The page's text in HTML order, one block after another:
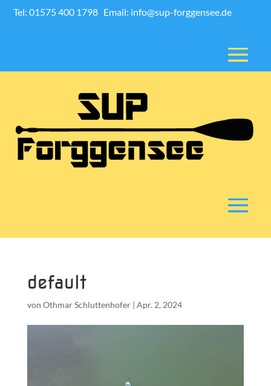
Tel: 01575 400 1798 Email: info@sup-forggensee.de
default
von Othmar Schluttenhofer| Apr. 2, 2024